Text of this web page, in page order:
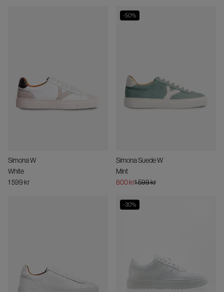
Simona W
White
1 599 kr
-50%
Simona Suede W
Mint
800 kr1 599 kr
-30%